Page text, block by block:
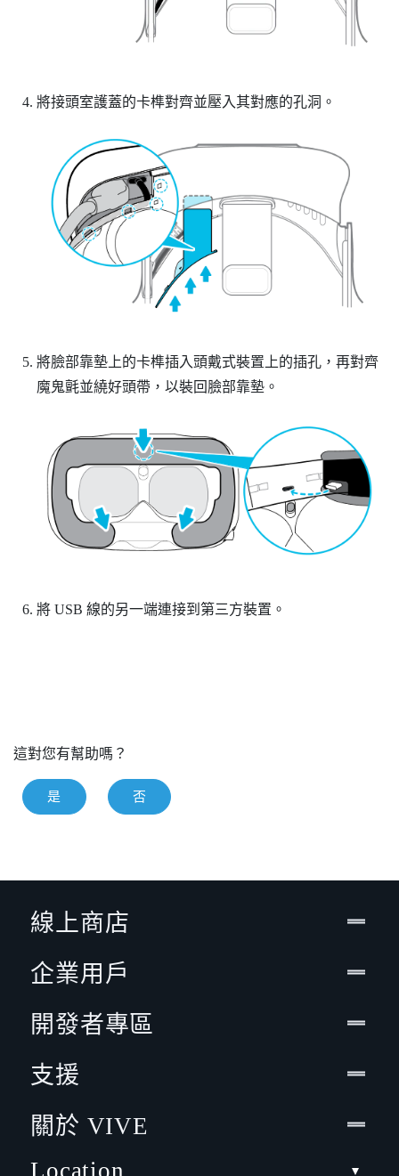
將接頭室護蓋的卡榫對齊並壓入其對應的孔洞。
將臉部靠墊上的卡榫插入頭戴式裝置上的插孔，再對齊
魔鬼氈並繞好頭帶，以裝回臉部靠墊。
將 USB 線的另一端連接到第三方裝置。
這對您有幫助嗎？
是 否
線上商店
企業用戶
開發者專區
支援
關於 VIVE